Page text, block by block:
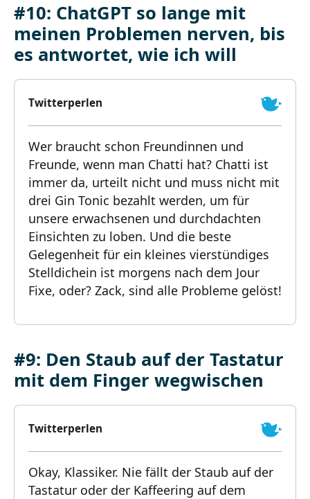
#10: ChatGPT so lange mit
meinen Problemen nerven, bis
es antwortet, wie ich will
Twitterperlen
Wer braucht schon Freundinnen und
Freunde, wenn man Chatti hat? Chatti ist
immer da, urteilt nicht und muss nicht mit
drei Gin Tonic bezahlt werden, um für
unsere erwachsenen und durchdachten
Einsichten zu loben. Und die beste
Gelegenheit für ein kleines vierstündiges
Stelldichein ist morgens nach dem Jour
Fixe, oder? Zack, sind alle Probleme gelöst!
#9: Den Staub auf der Tastatur
mit dem Finger wegwischen
Twitterperlen
Okay, Klassiker. Nie fällt der Staub auf der
Tastatur oder der Kaffeering auf dem